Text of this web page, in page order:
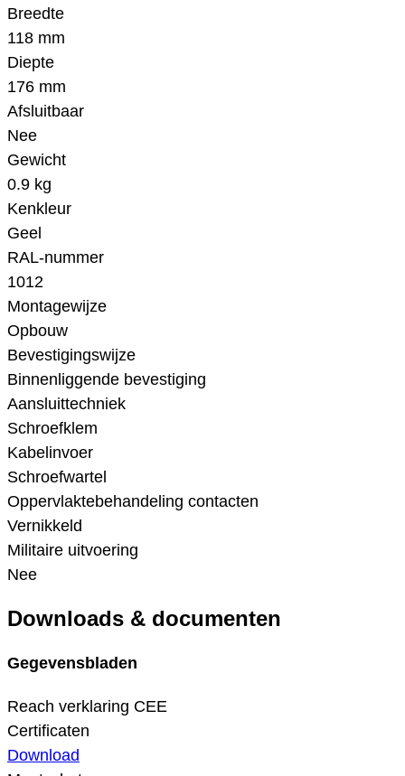
Breedte
118 mm
Diepte
176 mm
Afsluitbaar
Nee
Gewicht
0.9 kg
Kenkleur
Geel
RAL-nummer
1012
Montagewijze
Opbouw
Bevestigingswijze
Binnenliggende bevestiging
Aansluittechniek
Schroefklem
Kabelinvoer
Schroefwartel
Oppervlaktebehandeling contacten
Vernikkeld
Militaire uitvoering
Nee
Downloads & documenten
Gegevensbladen
Reach verklaring CEE
Certificaten
Download